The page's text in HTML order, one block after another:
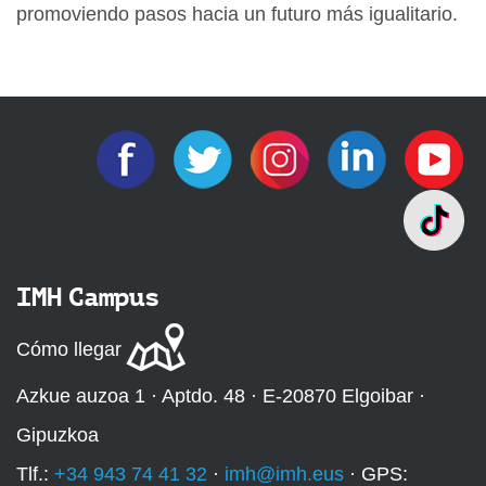
promoviendo pasos hacia un futuro más igualitario.
IMH Campus
Cómo llegar
Azkue auzoa 1 · Aptdo. 48 · E-20870 Elgoibar ·
Gipuzkoa
Tlf.: +34 943 74 41 32 · imh@imh.eus · GPS: